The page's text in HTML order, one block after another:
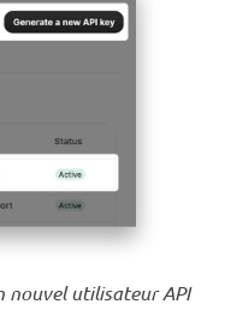
nouvel utilisateur API